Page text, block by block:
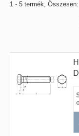
1 - 5 termék,